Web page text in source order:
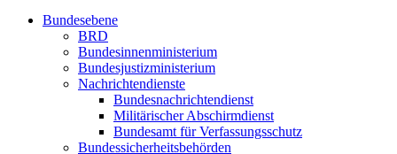
Bundesebene
BRD
Bundesinnenministerium
Bundesjustizministerium
Nachrichtendienste
Bundesnachrichtendienst
Militärischer Abschirmdienst
Bundesamt für Verfassungsschutz
Bundessicherheitsbehörden